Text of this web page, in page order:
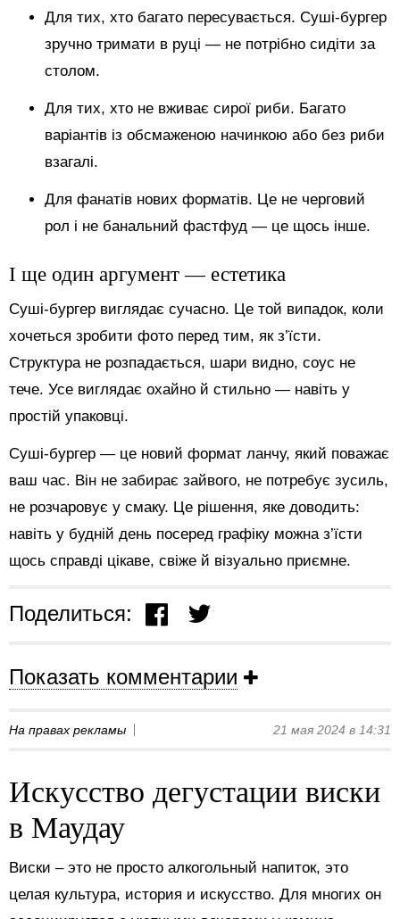
Для тих, хто багато пересувається. Суші-бургер
зручно тримати в руці — не потрібно сидіти за
столом.
Для тих, хто не вживає сирої риби. Багато
варіантів із обсмаженою начинкою або без риби
взагалі.
Для фанатів нових форматів. Це не черговий
рол і не банальний фастфуд — це щось інше.
І ще один аргумент — естетика
Суші-бургер виглядає сучасно. Це той випадок, коли
хочеться зробити фото перед тим, як з’їсти.
Структура не розпадається, шари видно, соус не
тече. Усе виглядає охайно й стильно — навіть у
простій упаковці.
Суші-бургер — це новий формат ланчу, який поважає
ваш час. Він не забирає зайвого, не потребує зусиль,
не розчаровує у смаку. Це рішення, яке доводить:
навіть у будній день посеред графіку можна з’їсти
щось справді цікаве, свіже й візуально приємне.
Поделиться:
Показать комментарии
На правах рекламы 21 мая 2024 в 14:31
Искусство дегустации виски
в Маудау
Виски – это не просто алкогольный напиток, это
целая культура, история и искусство. Для многих он